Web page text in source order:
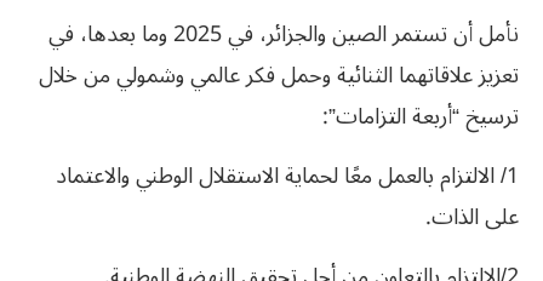
نأمل أن تستمر الصين والجزائر، في 2025 وما بعدها، في
تعزيز علاقاتهما الثنائية وحمل فكر عالمي وشمولي من خلال
ترسيخ “أربعة التزامات”:
1/ الالتزام بالعمل معًا لحماية الاستقلال الوطني والاعتماد
على الذات.